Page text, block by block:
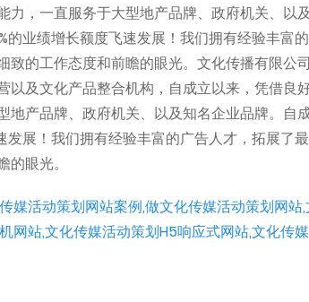
，一直服务于大型地产品牌、政府机关、以
业绩增长额度飞速发展！我们拥有经验丰富
致的工作态度和前瞻的眼光。文化传播有限公
以及文化产品整合机构，自成立以来，凭借良
地产品牌、政府机关、以及知名企业品牌。自
展！我们拥有经验丰富的广告人才，拓展了
眼光。
媒活动策划网站案例,做文化传媒活动策划网站,
网站,文化传媒活动策划H5响应式网站,文化传